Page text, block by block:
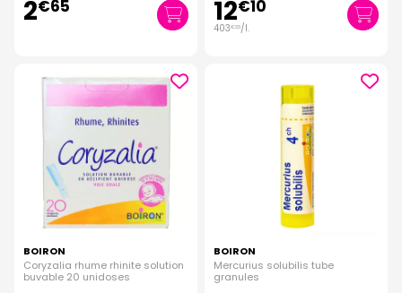
2€65 12€10
403€33/l.
BOIRON
Coryzalia rhume rhinite solution
buvable 20 unidoses
BOIRON
Mercurius solubilis tube
granules